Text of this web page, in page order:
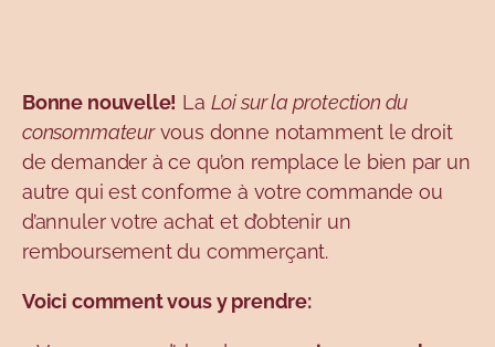
Bonne nouvelle! La Loi sur la protection du
consommateurvous donne notamment le droit
de demander à ce qu’on remplace le bien par un
autre qui est conforme à votre commande ou
d’annuler votre achat et d’obtenir un
remboursement du commerçant.
Voici comment vous y prendre: